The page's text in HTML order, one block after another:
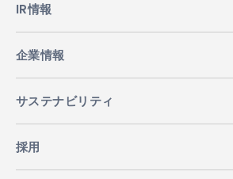
IR情報
企業情報
サステナビリティ
採用